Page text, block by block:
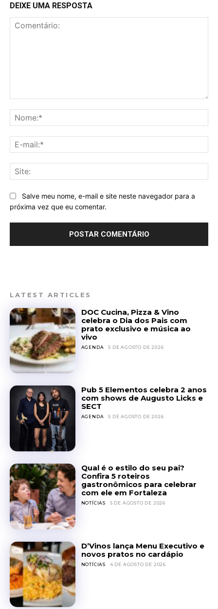
DEIXE UMA RESPOSTA
Salve meu nome, e-mail e site neste navegador para a
próxima vez que eu comentar.
LATEST ARTICLES
DOC Cucina, Pizza & Vino
celebra o Dia dos Pais com
prato exclusivo e música ao
vivo
AGENDA 5 DE AGOSTO DE 2026
Pub 5 Elementos celebra 2 anos
com shows de Augusto Licks e
SECT
AGENDA 5 DE AGOSTO DE 2026
Qual é o estilo do seu pai?
Confira 5 roteiros
gastronômicos para celebrar
com ele em Fortaleza
NOTÍCIAS 5 DE AGOSTO DE 2026
D’Vinos lança Menu Executivo e
novos pratos no cardápio
NOTÍCIAS 4 DE AGOSTO DE 2026